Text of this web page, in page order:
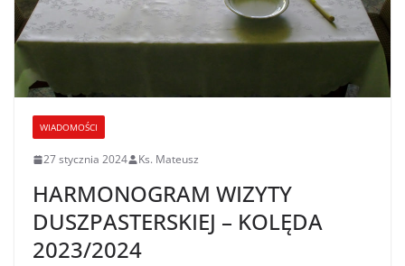
WIADOMOŚCI
27 stycznia 2024 Ks. Mateusz
HARMONOGRAM WIZYTY
DUSZPASTERSKIEJ – KOLĘDA
2023/2024